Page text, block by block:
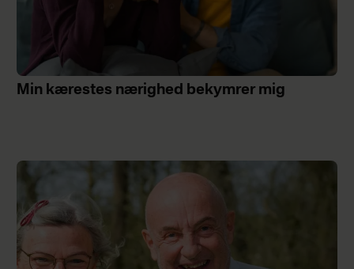
Min kærestes nærighed bekymrer mig